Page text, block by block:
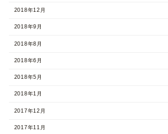
2018年12月
2018年9月
2018年8月
2018年6月
2018年5月
2018年1月
2017年12月
2017年11月